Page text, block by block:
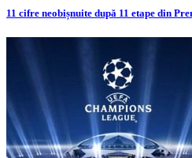
11 cifre neobișnuite după 11 etape din